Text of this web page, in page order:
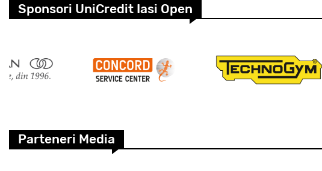
Sponsori UniCredit Iasi Open
Parteneri Media